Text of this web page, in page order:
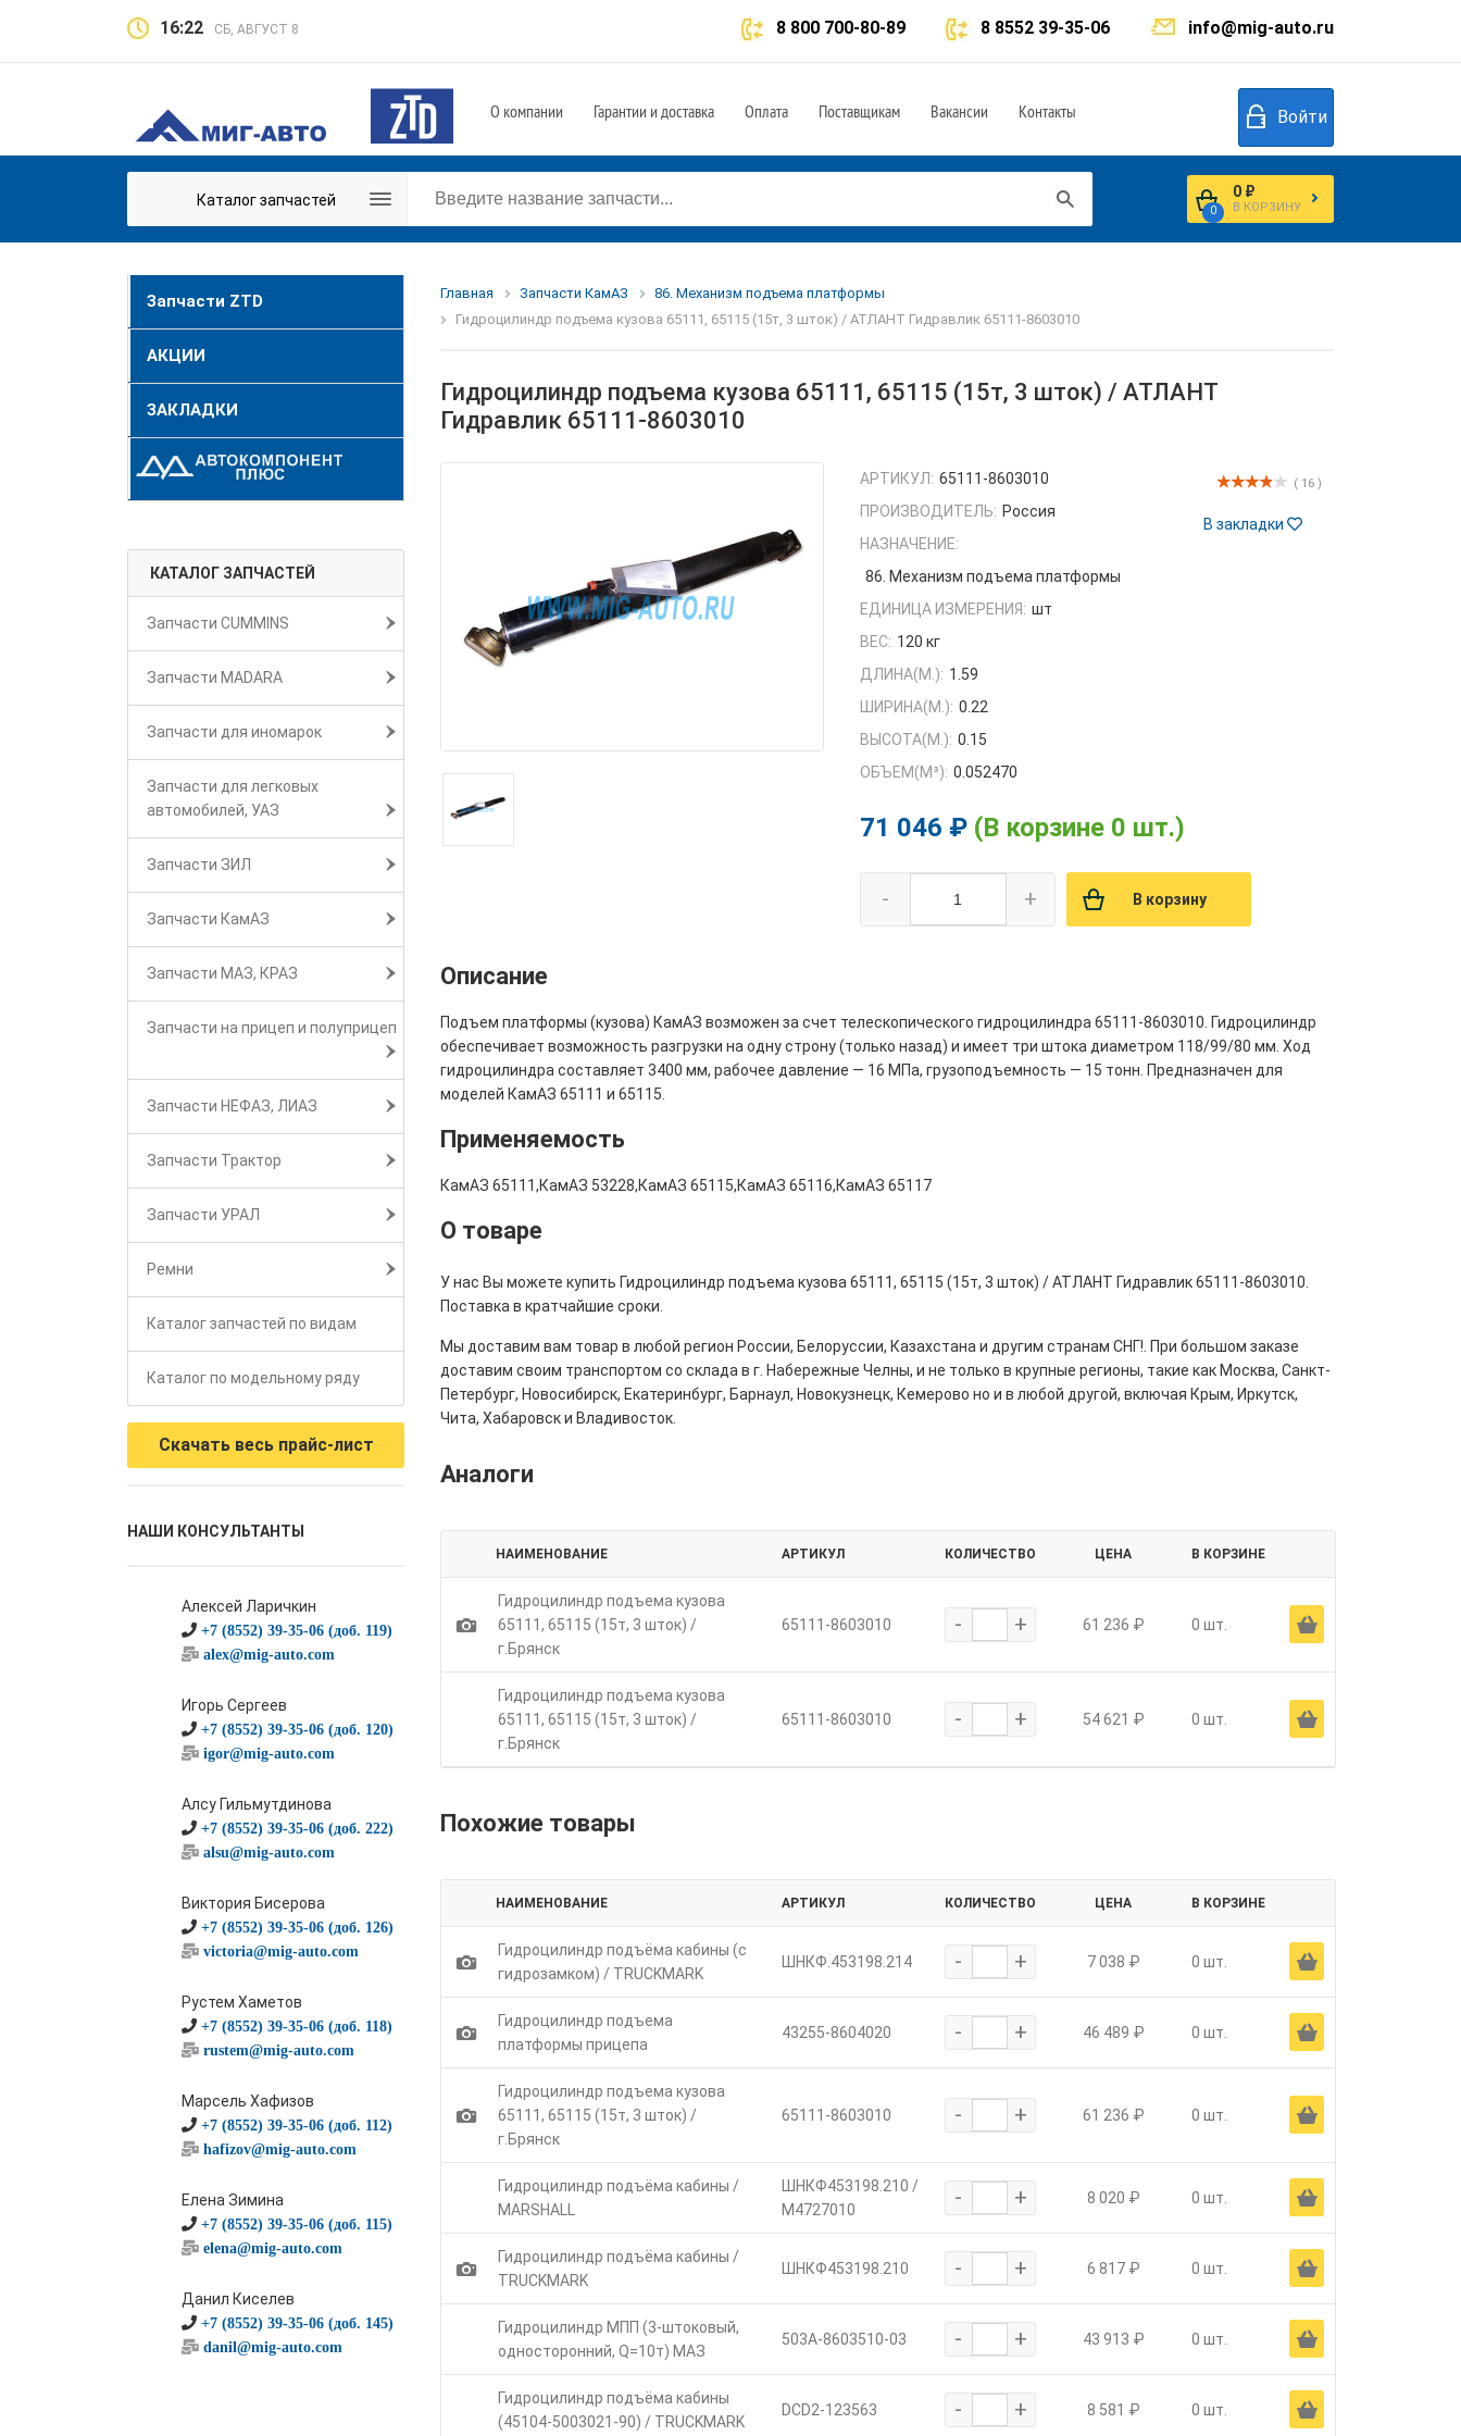
16:22 СБ, АВГУСТ 8 info@mig-auto.ru
8 8552 39-35-06
8 800 700-80-89
О компании Гарантии и доставка Оплата Поставщикам Вакансии Контакты Войти
Каталог запчастей
0
0 ₽
В КОРЗИНУ
Запчасти ZTD
АКЦИИ
ЗАКЛАДКИ
КАТАЛОГ ЗАПЧАСТЕЙ
Запчасти CUMMINS
Запчасти MADARA
Запчасти для иномарок
Запчасти для легковых
автомобилей, УАЗ
Запчасти ЗИЛ
Запчасти КамАЗ
Запчасти МАЗ, КРАЗ
Запчасти на прицеп и полуприцеп
Запчасти НЕФАЗ, ЛИАЗ
Запчасти Трактор
Запчасти УРАЛ
Ремни
Каталог запчастей по видам
Каталог по модельному ряду
Скачать весь прайс-лист
НАШИ КОНСУЛЬТАНТЫ
Алексей Ларичкин
+7 (8552) 39-35-06 (доб. 119)
alex@mig-auto.com
Игорь Сергеев
+7 (8552) 39-35-06 (доб. 120)
igor@mig-auto.com
Алсу Гильмутдинова
+7 (8552) 39-35-06 (доб. 222)
alsu@mig-auto.com
Виктория Бисерова
+7 (8552) 39-35-06 (доб. 126)
victoria@mig-auto.com
Рустем Хаметов
+7 (8552) 39-35-06 (доб. 118)
rustem@mig-auto.com
Марсель Хафизов
+7 (8552) 39-35-06 (доб. 112)
hafizov@mig-auto.com
Елена Зимина
+7 (8552) 39-35-06 (доб. 115)
elena@mig-auto.com
Данил Киселев
+7 (8552) 39-35-06 (доб. 145)
danil@mig-auto.com
Главная Запчасти КамАЗ
86. Механизм подъема платформы
Гидроцилиндр подъема кузова 65111, 65115 (15т, 3 шток) / АТЛАНТ Гидравлик 65111-8603010
Гидроцилиндр подъема кузова 65111, 65115 (15т, 3 шток) / АТЛАНТ
Гидравлик 65111-8603010
( 16 )
В закладки
АРТИКУЛ: 65111-8603010
ПРОИЗВОДИТЕЛЬ: Россия
НАЗНАЧЕНИЕ:
86. Механизм подъема платформы
ЕДИНИЦА ИЗМЕРЕНИЯ: шт
ВЕС: 120 кг
ДЛИНА(М.): 1.59
ШИРИНА(М.): 0.22
ВЫСОТА(М.): 0.15
ОБЪЕМ(M³): 0.052470
71 046 ₽ (В корзине 0 шт.)
- + В корзину
Описание
Подъем платформы (кузова) КамАЗ возможен за счет телескопического гидроцилиндра 65111-8603010. Гидроцилиндр
обеспечивает возможность разгрузки на одну строну (только назад) и имеет три штока диаметром 118/99/80 мм. Ход
гидроцилиндра составляет 3400 мм, рабочее давление — 16 МПа, грузоподъемность — 15 тонн. Предназначен для
моделей КамАЗ 65111 и 65115.
Применяемость
КамАЗ 65111,КамАЗ 53228,КамАЗ 65115,КамАЗ 65116,КамАЗ 65117
О товаре
У нас Вы можете купить Гидроцилиндр подъема кузова 65111, 65115 (15т, 3 шток) / АТЛАНТ Гидравлик 65111-8603010.
Поставка в кратчайшие сроки.
Мы доставим вам товар в любой регион России, Белоруссии, Казахстана и другим странам СНГ!. При большом заказе
доставим своим транспортом со склада в г. Набережные Челны, и не только в крупные регионы, такие как Москва, Санкт-
Петербург, Новосибирск, Екатеринбург, Барнаул, Новокузнецк, Кемерово но и в любой другой, включая Крым, Иркутск,
Чита, Хабаровск и Владивосток.
Аналоги
НАИМЕНОВАНИЕ АРТИКУЛ КОЛИЧЕСТВО ЦЕНА В КОРЗИНЕ
1
Гидроцилиндр подъема кузова
65111, 65115 (15т, 3 шток) /
г.Брянск
65111-8603010 - + 61 236 ₽ 0 шт. Ä
Гидроцилиндр подъема кузова
65111, 65115 (15т, 3 шток) /
г.Брянск
65111-8603010 - + 54 621 ₽ 0 шт. Ä
Похожие товары
НАИМЕНОВАНИЕ АРТИКУЛ КОЛИЧЕСТВО ЦЕНА В КОРЗИНЕ
1
Гидроцилиндр подъёма кабины (с
гидрозамком) / TRUCKMARK
ШНКФ.453198.214 - + 7 038 ₽ 0 шт. Ä
1
Гидроцилиндр подъема
платформы прицепа
43255-8604020 - + 46 489 ₽ 0 шт. Ä
1
Гидроцилиндр подъема кузова
65111, 65115 (15т, 3 шток) /
г.Брянск
65111-8603010 - + 61 236 ₽ 0 шт. Ä
Гидроцилиндр подъёма кабины /
MARSHALL
ШНКФ453198.210 /
M4727010
- + 8 020 ₽ 0 шт. Ä
1
Гидроцилиндр подъёма кабины /
TRUCKMARK
ШНКФ453198.210 - + 6 817 ₽ 0 шт. Ä
Гидроцилиндр МПП (3-штоковый,
односторонний, Q=10т) МАЗ
503А-8603510-03 - + 43 913 ₽ 0 шт. Ä
Гидроцилиндр подъёма кабины
(45104-5003021-90) / TRUCKMARK
DCD2-123563 - + 8 581 ₽ 0 шт. Ä